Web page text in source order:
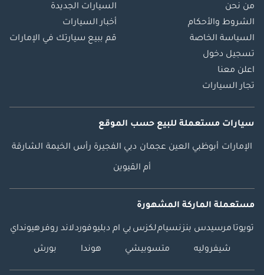
من نحن
الشروط والأحكام
السياسة الخاصة
تسجيل دخول
اعلن معنا
تجار السيارات
السيارات الجديدة
أخبار السيارات
قم ببيع سيارتك في الإمارات
سيارات مستعملة للبيع حسب الموقع
الإمارات أبوظبي العين عجمان دبي الفجيرة رأس الخيمة الشارقة
أم القيوين
مستعملة الماركة المشهورة
تويوتا مرسيدس بنزنسياملكزس بي ام دبليوفوردلاند روفرهيونداي
شيفروليه متسوبيشي هوندا بورش